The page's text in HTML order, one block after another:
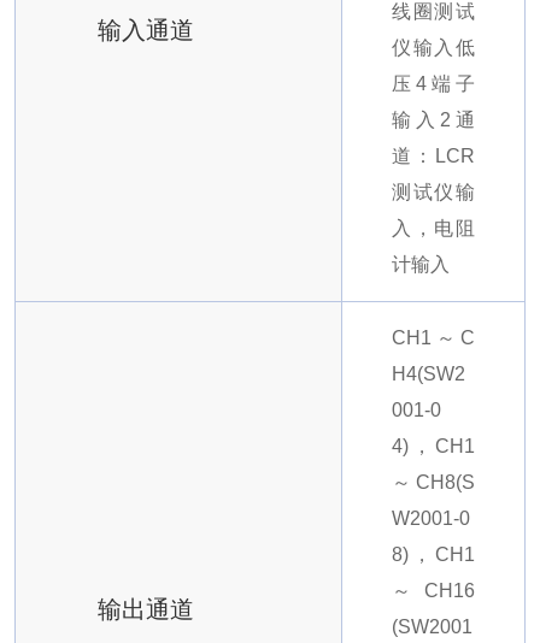
输入通道
线圈测试
仪输入低
压4端子
输入2通
道：LCR
测试仪输
入，电阻
计输入
输出通道
CH1～C
H4(SW2
001-0
4)，CH1
～CH8(S
W2001-0
8)，CH1
～CH16
(SW2001